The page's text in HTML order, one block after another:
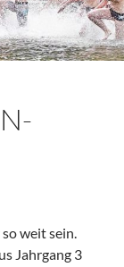
weit sein.
Jahrgang 3